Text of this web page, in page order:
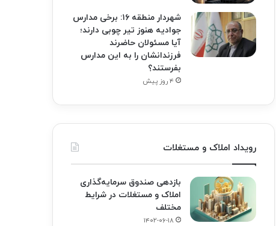
شهردار منطقه ۱۶: برخی مدارس
جوادیه هنوز تیر چوبی دارند؛
آیا مسئولان حاضرند
فرزندانشان را به این مدارس
بفرستند؟
۴ روز پیش
رویداد املاک و مستغلات
بازدهی صندوق سرمایه‌گذاری
املاک و مستغلات در شرایط
مختلف
۱۴۰۲-۰۶-۱۸